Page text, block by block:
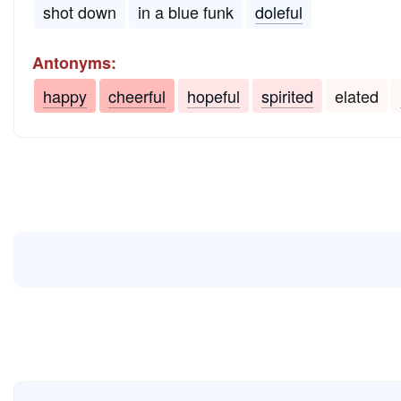
shot down in a blue funk doleful
Antonyms:
happy
cheerful hopeful spirited elated